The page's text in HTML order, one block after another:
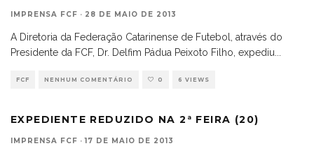
IMPRENSA FCF · 28 DE MAIO DE 2013
A Diretoria da Federação Catarinense de Futebol, através do
Presidente da FCF, Dr. Delfim Pádua Peixoto Filho, expediu
FCF NENHUM COMENTÁRIO 0 6 VIEWS
EXPEDIENTE REDUZIDO NA 2ª FEIRA (20)
IMPRENSA FCF · 17 DE MAIO DE 2013